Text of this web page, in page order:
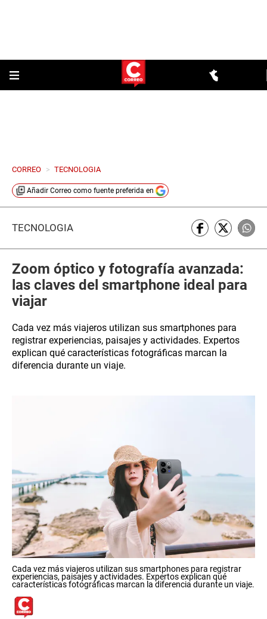
CORREO > TECNOLOGIA
Añadir Correo como fuente preferida en
TECNOLOGÍA
Zoom óptico y fotografía avanzada:
las claves del smartphone ideal para
viajar
Cada vez más viajeros utilizan sus smartphones para
registrar experiencias, paisajes y actividades. Expertos
explican qué características fotográficas marcan la
diferencia durante un viaje.
Cada vez más viajeros utilizan sus smartphones para registrar
experiencias, paisajes y actividades. Expertos explican qué
características fotográficas marcan la diferencia durante un viaje.